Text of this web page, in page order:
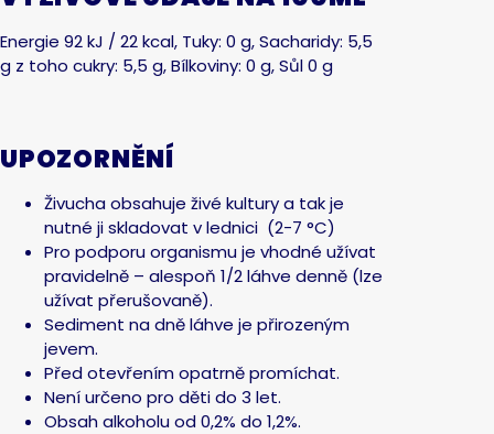
Energie 92 kJ / 22 kcal, Tuky: 0 g, Sacharidy: 5,5
g z toho cukry: 5,5 g, Bílkoviny: 0 g, Sůl 0 g
UPOZORNĚNÍ
Živucha obsahuje živé kultury a tak je
nutné ji skladovat v lednici (2-7 °C)
Pro podporu organismu je vhodné užívat
pravidelně – alespoň 1/2 láhve denně (lze
užívat přerušovaně).
Sediment na dně láhve je přirozeným
jevem.
Před otevřením opatrně promíchat.
Není určeno pro děti do 3 let.
Obsah alkoholu od 0,2% do 1,2%.